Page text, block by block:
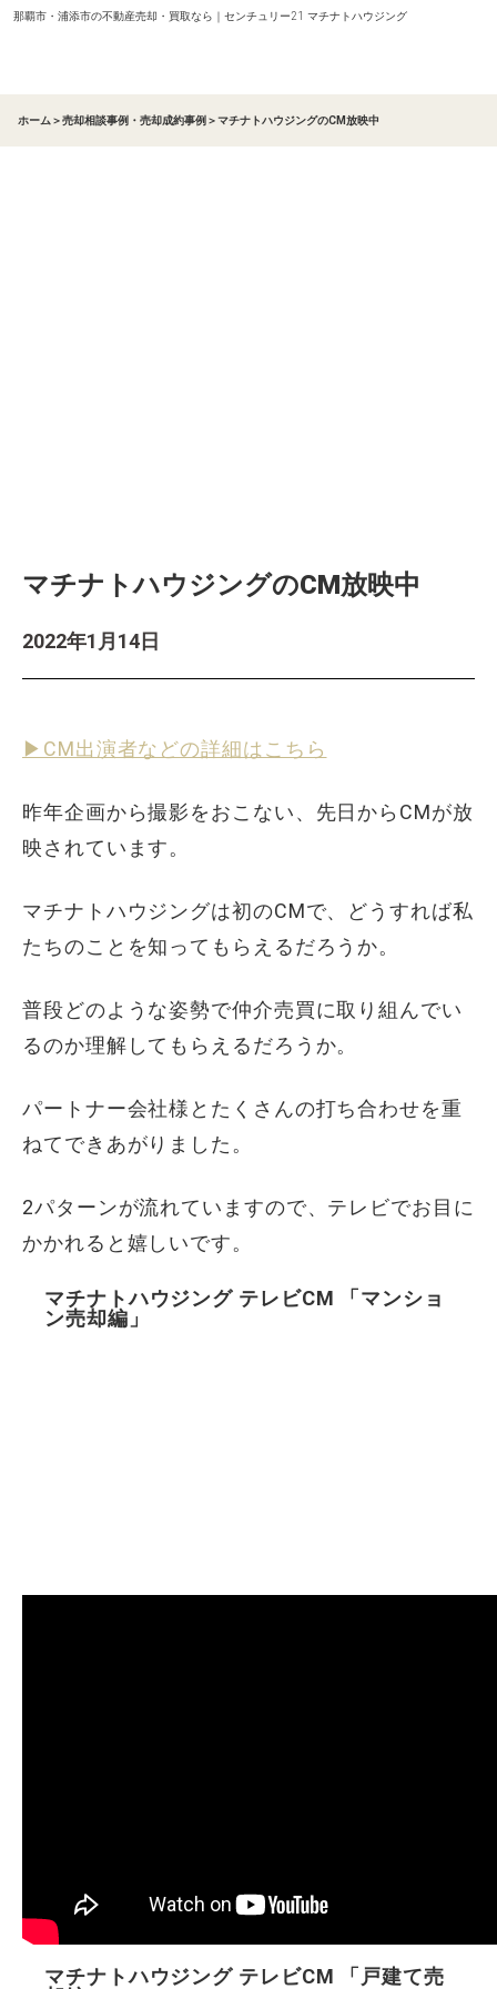
那覇市・浦添市の不動産売却・買取なら｜センチュリー21 マチナトハウジング
ホーム ＞売却相談事例・売却成約事例 ＞マチナトハウジングのCM放映中
マチナトハウジングのCM放映中
2022年1月14日
▶︎CM出演者などの詳細はこちら
昨年企画から撮影をおこない、先日からCMが放
映されています。
マチナトハウジングは初のCMで、どうすれば私
たちのことを知ってもらえるだろうか。
普段どのような姿勢で仲介売買に取り組んでい
るのか理解してもらえるだろうか。
パートナー会社様とたくさんの打ち合わせを重
ねてできあがりました。
2パターンが流れていますので、テレビでお目に
かかれると嬉しいです。
マチナトハウジング テレビCM 「マンショ
ン売却編」
マチナトハウジング テレビCM 「戸建て売